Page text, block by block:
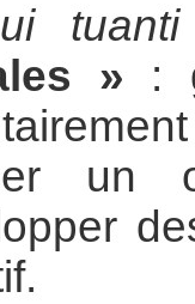
tuanti
» :
un